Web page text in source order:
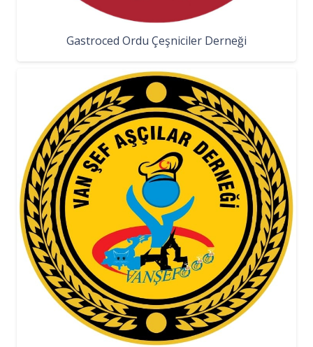
Gastroced Ordu Çeşniciler Derneği